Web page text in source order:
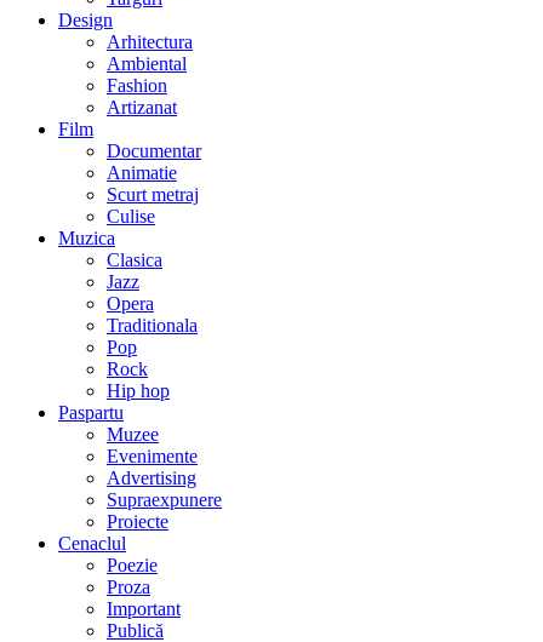
Design
Arhitectura
Ambiental
Fashion
Artizanat
Film
Documentar
Animatie
Scurt metraj
Culise
Muzica
Clasica
Jazz
Opera
Traditionala
Pop
Rock
Hip hop
Paspartu
Muzee
Evenimente
Advertising
Supraexpunere
Proiecte
Cenaclul
Poezie
Proza
Important
Publică